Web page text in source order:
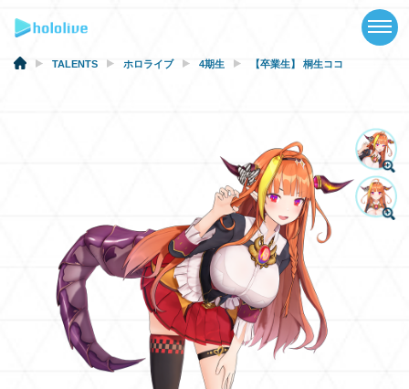
NEWS
SCHEDULE
EVENTS
VIDEOS
MUSIC
GOODS
TALENTS ホロライブ 4期生 【卒業生】 桐生ココ